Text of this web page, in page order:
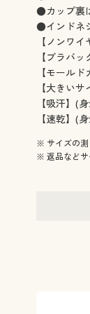
●カップ裏
●インドネ
【ノンワイ
【ブラバッ
【モール
【大きい
【吸汗】(
【速乾】(
※ サイズの測
※ 返品などサ